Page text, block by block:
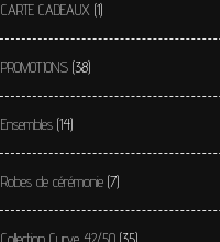
CARTE CADEAUX (1)
PROMOTIONS (38)
Ensembles (14)
Robes de cérémonie (7)